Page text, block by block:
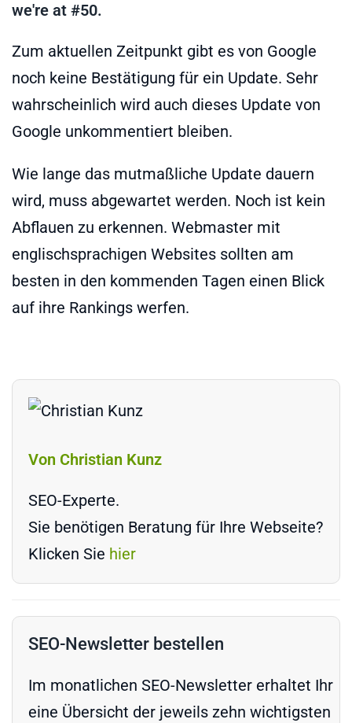
we're at #50.
Zum aktuellen Zeitpunkt gibt es von Google
noch keine Bestätigung für ein Update. Sehr
wahrscheinlich wird auch dieses Update von
Google unkommentiert bleiben.
Wie lange das mutmaßliche Update dauern
wird, muss abgewartet werden. Noch ist kein
Abflauen zu erkennen. Webmaster mit
englischsprachigen Websites sollten am
besten in den kommenden Tagen einen Blick
auf ihre Rankings werfen.
Von Christian Kunz
SEO-Experte.
Sie benötigen Beratung für Ihre Webseite?
Klicken Sie hier
SEO-Newsletter bestellen
Im monatlichen SEO-Newsletter erhaltet Ihr
eine Übersicht der jeweils zehn wichtigsten